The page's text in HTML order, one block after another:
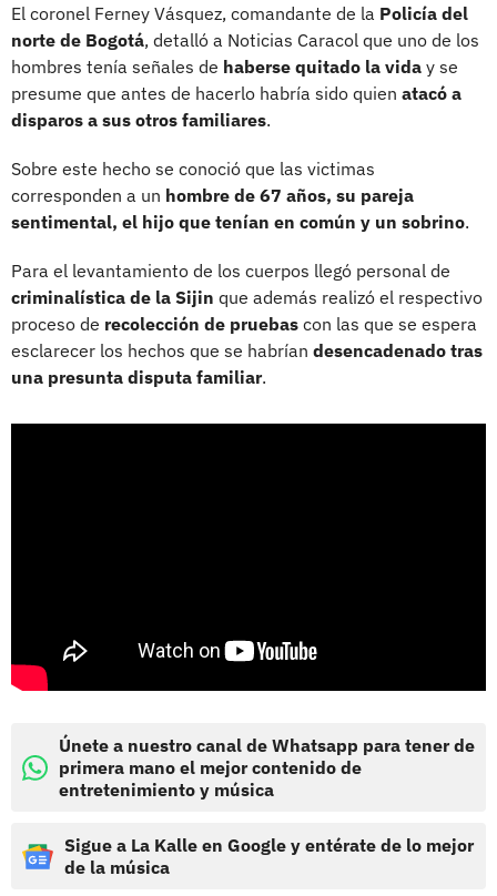
El coronel Ferney Vásquez, comandante de la Policía del
norte de Bogotá, detalló a Noticias Caracol que uno de los
hombres tenía señales de haberse quitado la vida y se
presume que antes de hacerlo habría sido quien atacó a
disparos a sus otros familiares.
Sobre este hecho se conoció que las victimas
corresponden a un hombre de 67 años, su pareja
sentimental, el hijo que tenían en común y un sobrino.
Para el levantamiento de los cuerpos llegó personal de
criminalística de la Sijin que además realizó el respectivo
proceso de recolección de pruebas con las que se espera
esclarecer los hechos que se habrían desencadenado tras
una presunta disputa familiar.
Únete a nuestro canal de Whatsapp para tener de
primera mano el mejor contenido de
entretenimiento y música
Sigue a La Kalle en Google y entérate de lo mejor
de la música